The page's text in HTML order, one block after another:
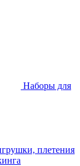
Наборы для
плетения